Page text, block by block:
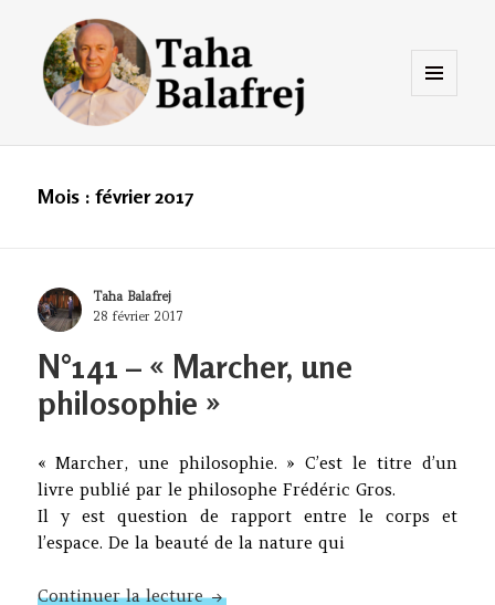
Taha Balafrej Blog
Mois :février 2017
Author
Taha Balafrej
Posted
28 février 2017
N°141 – « Marcher, une
philosophie »
« Marcher, une philosophie. » C’est le titre d’un
livre publié par le philosophe Frédéric Gros.
Il y est question de rapport entre le corps et
l’espace. De la beauté de la nature qui
Continuer la lectureN°141 – « Marcher, une